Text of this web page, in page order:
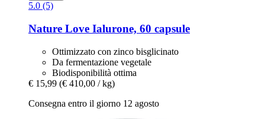
5.0 (5)
Nature Love Ialurone, 60 capsule
Ottimizzato con zinco bisglicinato
Da fermentazione vegetale
Biodisponibilità ottima
€ 15,99 (€ 410,00 / kg)
Consegna entro il giorno 12 agosto